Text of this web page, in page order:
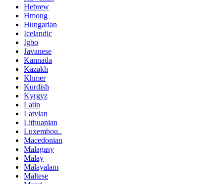
Hebrew
Hmong
Hungarian
Icelandic
Igbo
Javanese
Kannada
Kazakh
Khmer
Kurdish
Kyrgyz
Latin
Latvian
Lithuanian
Luxembou..
Macedonian
Malagasy
Malay
Malayalam
Maltese